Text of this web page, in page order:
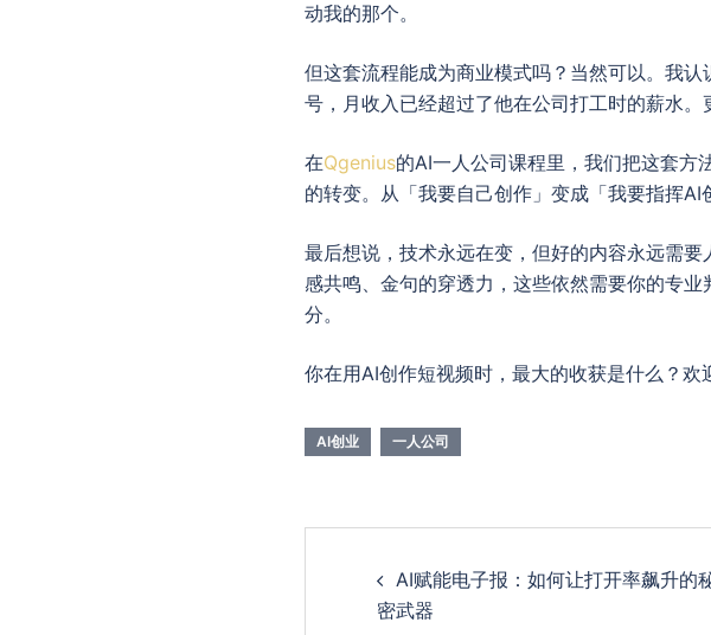
动我的那个。
但这套流程能成为商业模式吗？当然可以。我
号，月收入已经超过了他在公司打工时的薪水。
在Qgenius的AI一人公司课程里，我们把这套方
的转变。从「我要自己创作」变成「我要指挥AI
最后想说，技术永远在变，但好的内容永远需
感共鸣、金句的穿透力，这些依然需要你的专
分。
你在用AI创作短视频时，最大的收获是什么？欢
AI创业 一人公司
navigation
AI赋能电子报：如何让打开率飙升的
密武器